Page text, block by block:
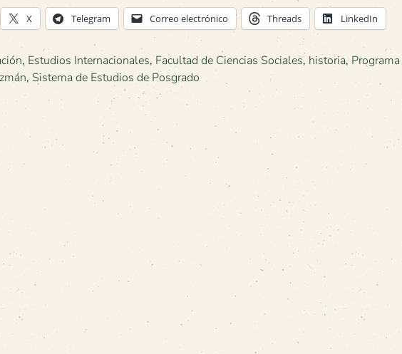
X Telegram Correo electrónico Threads LinkedIn
, Estudios Internacionales, Facultad de Ciencias Sociales, historia,
, Sistema de Estudios de Posgrado